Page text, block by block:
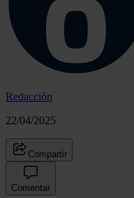
Redacción
22/04/2025
Compartir
Comentar